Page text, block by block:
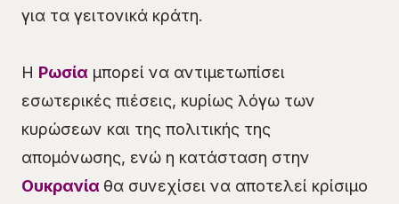
για τα γειτονικά κράτη.
Η Ρωσία μπορεί να αντιμετωπίσει
εσωτερικές πιέσεις, κυρίως λόγω των
κυρώσεων και της πολιτικής της
απομόνωσης, ενώ η κατάσταση στην
Ουκρανία θα συνεχίσει να αποτελεί κρίσιμο